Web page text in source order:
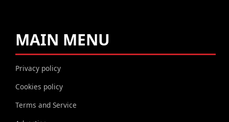
MAIN MENU
Privacy policy
Cookies policy
Terms and Service